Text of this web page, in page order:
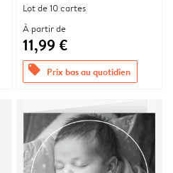
Lot de 10 cartes
À partir de
11,99 €
offers Prix bas au quotidien